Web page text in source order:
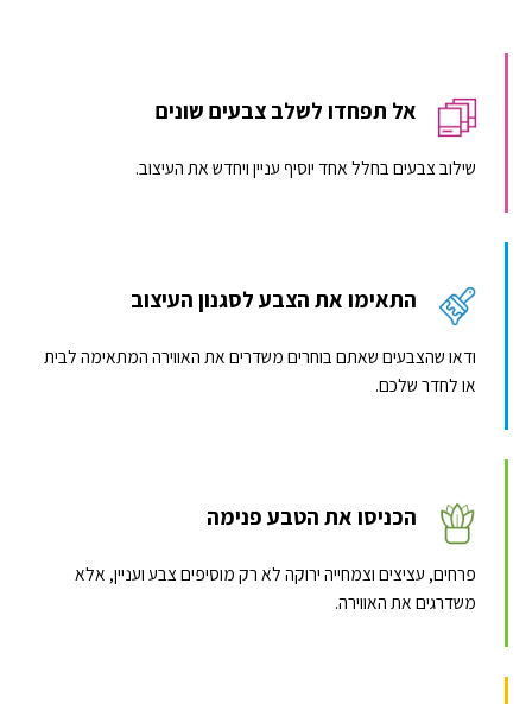
אל תפחדו לשלב צבעים שונים
שילוב צבעים בחלל אחד יוסיף עניין ויחדש את העיצוב.
התאימו את הצבע לסגנון העיצוב
ודאו שהצבעים שאתם בוחרים משדרים את האווירה המתאימה לבית
או לחדר שלכם.
הכניסו את הטבע פנימה
פרחים, עציצים וצמחייה ירוקה לא רק מוסיפים צבע ועניין, אלא
משדרגים את האווירה.